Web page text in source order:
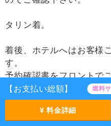
【お支払い総額】 燃料
¥ 料金詳細
タリン着。
着後、ホテルへはお客様
す。
予約確認書をフロントで
をお願いいたします。
※別途追加代金にてホテ